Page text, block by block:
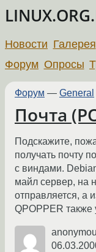
Новости Галерея
Форум Опросы
Форум — General
Почта
Подскажите,
получать почту
с виндами.
майл сервер, на
отправляется, а
QPOPPER также